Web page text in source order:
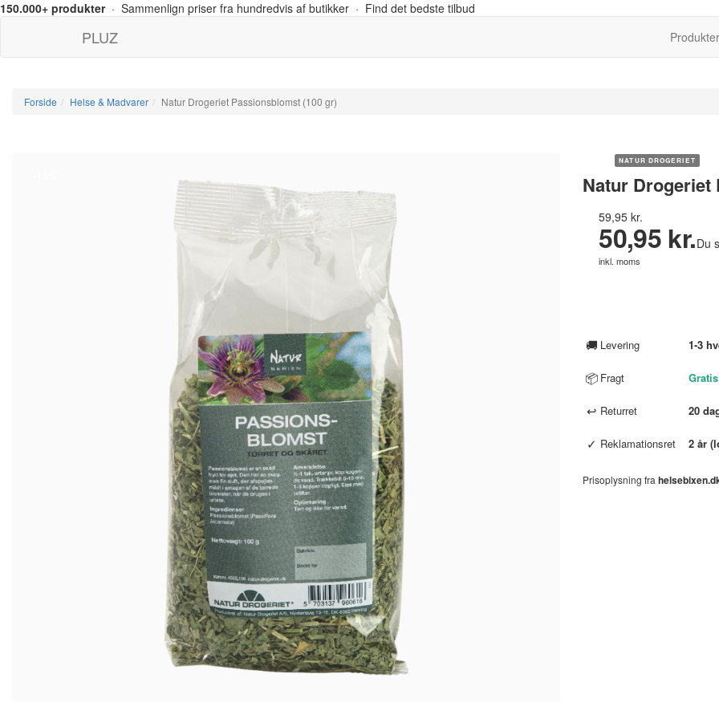
150.000+ produkter· Sammenlign priser fra hundredvis af butikker · Find det bedste tilbud
PLUZ Produkter
Forside Helse & Madvarer Natur Drogeriet Passionsblomst (100 gr)
NATUR DROGERIET
Natur Drogeriet
59,95 kr.
50,95 kr.Du
inkl. moms
🚚 Levering 1-3
📦 Fragt Gratis
↩ Returret 20
✓ Reklamationsret 2 år
Prisoplysning fra